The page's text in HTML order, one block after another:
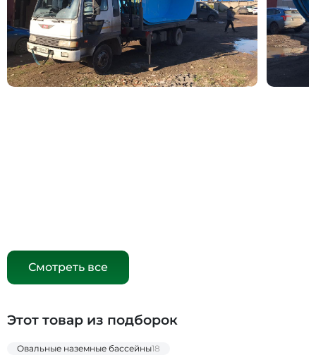
Смотреть все
Этот товар из подборок
Овальные наземные бассейны18